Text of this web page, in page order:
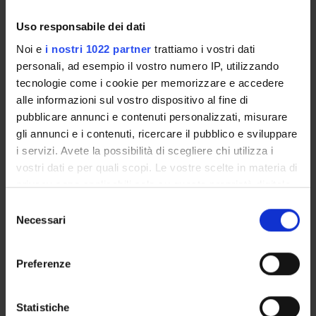
Uso responsabile dei dati
Noi e i nostri 1022 partner trattiamo i vostri dati
personali, ad esempio il vostro numero IP, utilizzando
tecnologie come i cookie per memorizzare e accedere
alle informazioni sul vostro dispositivo al fine di
pubblicare annunci e contenuti personalizzati, misurare
gli annunci e i contenuti, ricercare il pubblico e sviluppare
i servizi. Avete la possibilità di scegliere chi utilizza i
vostri dati e per quali scopi. Le vostre scelte in materia di
privacy sono applicabili solo su questa proprietà digitale
modificare o revocare il proprio consenso in qualsiasi
momento dalla Dichiarazione sui cookie o facendo clic
raccogliere informazioni sulla tua posizione
delNecessari
Preferenze
Statistiche
Exam calendar
Notices
Thesis and internship proposals
Governing bodies
Faculty staff
COURSES
TRAINING